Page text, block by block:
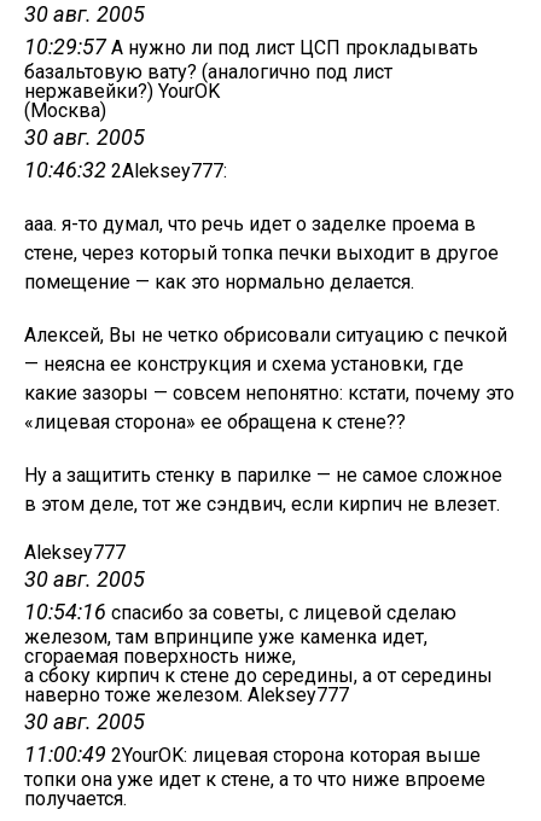
30 авг. 2005
10:29:57А нужно ли под лист ЦСП прокладывать
базальтовую вату? (аналогично под лист
нержавейки?) YourOK
(Москва)
30 авг. 2005
10:46:32 2Aleksey777:
ааа. я-то думал, что речь идет о заделке проема в
стене, через который топка печки выходит в другое
помещение — как это нормально делается.
Алексей, Вы не четко обрисовали ситуацию с печкой
— неясна ее конструкция и схема установки, где
какие зазоры — совсем непонятно: кстати, почему это
«лицевая сторона» ее обращена к стене??
Ну а защитить стенку в парилке — не самое сложное
в этом деле, тот же сэндвич, если кирпич не влезет.
Aleksey777
30 авг. 2005
10:54:16 спасибо за советы, с лицевой сделаю
железом, там впринципе уже каменка идет,
сгораемая поверхность ниже,
а сбоку кирпич к стене до середины, а от середины
наверно тоже железом. Aleksey777
30 авг. 2005
11:00:49 2YourOK: лицевая сторона которая выше
топки она уже идет к стене, а то что ниже впроеме
получается.